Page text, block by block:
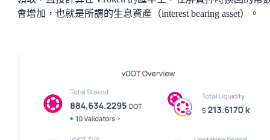
會增加，也就是所謂的生息資產（interest bearing asset）。